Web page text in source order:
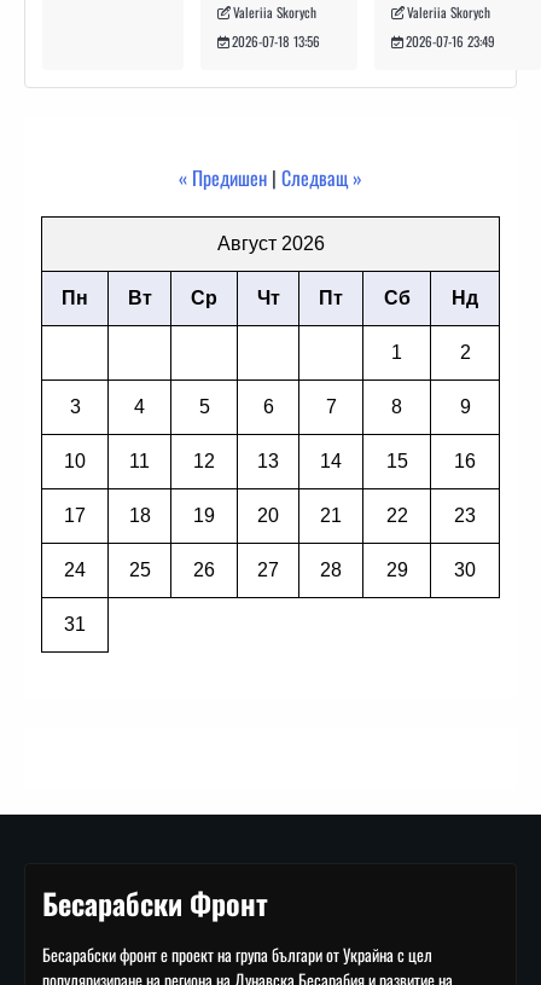
Valeriia Skorych
2026-07-18 13:56
Valeriia Skorych
2026-07-16 23:49
« Предишен | Следващ »
Август 2026
Пн Вт Ср Чт Пт Сб Нд
1 2
3 4 5 6 7 8 9
10 11 12 13 14 15 16
17 18 19 20 21 22 23
24 25 26 27 28 29 30
31
Бесарабски Фронт
Бесарабски фронт е проект на група българи от Украйна с цел
популяризиране на региона на Дунавска Бесарабия и развитие на